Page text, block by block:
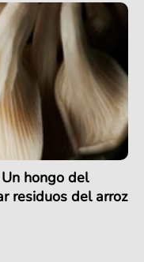
hongo del
residuos del arroz